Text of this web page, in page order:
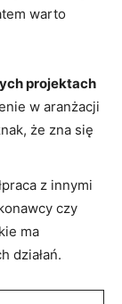
warto
projektach
w ⁢aranżacji
że zna⁢ się
z innymi
⁤czy
‌ma
działań.